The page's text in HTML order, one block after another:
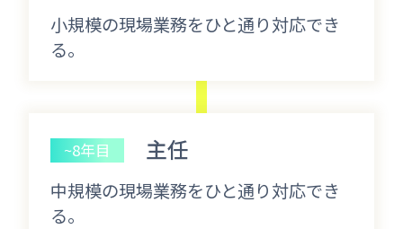
小規模の現場業務をひと通り対応でき
る。
~8年目 主任
中規模の現場業務をひと通り対応でき
る。